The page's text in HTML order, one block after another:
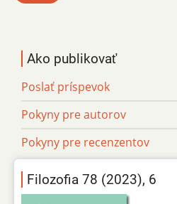
Ako publikovať
Poslať príspevok
Pokyny pre autorov
Pokyny pre recenzentov
Filozofia 78 (2023), 6